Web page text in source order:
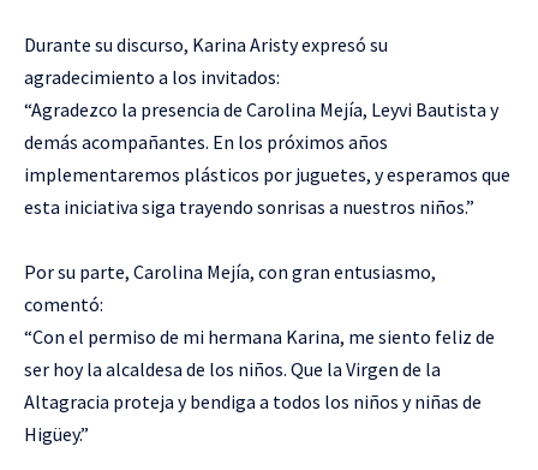
Durante su discurso, Karina Aristy expresó su
agradecimiento a los invitados:
“Agradezco la presencia de Carolina Mejía, Leyvi Bautista y
demás acompañantes. En los próximos años
implementaremos plásticos por juguetes, y esperamos que
esta iniciativa siga trayendo sonrisas a nuestros niños.”
Por su parte, Carolina Mejía, con gran entusiasmo,
comentó:
“Con el permiso de mi hermana Karina, me siento feliz de
ser hoy la alcaldesa de los niños. Que la Virgen de la
Altagracia proteja y bendiga a todos los niños y niñas de
Higüey.”